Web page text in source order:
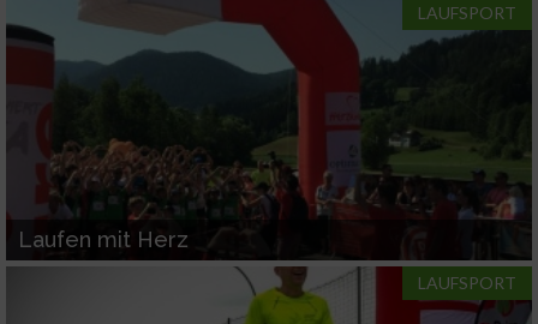
LAUFSPORT
Laufen mit Herz
LAUFSPORT
Verwendung reduzierter Daten zur Auswahl
von Inhalten
Verwendung genauer Standortdaten
Geräte anhand von aktiv angeforderten
Informationen identifizieren
Nicht-IAB-Verarbeitungszwecke: